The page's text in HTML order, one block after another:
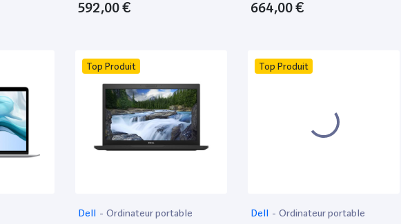
592,00 € 664,00 €
Top Produit
Dell - Ordinateur portable
Top Produit
Dell - Ordinateur portable